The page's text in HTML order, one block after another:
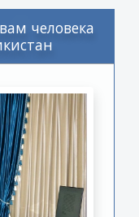
человека